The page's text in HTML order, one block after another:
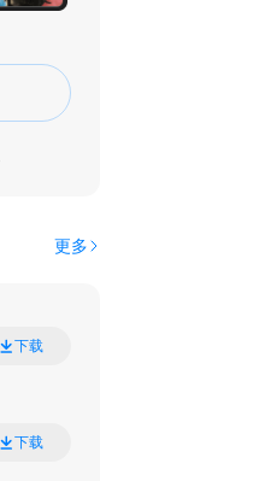
更多
下载
下载